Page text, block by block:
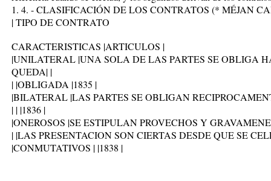
1. 4. - CLASIFICACIÓN DE LOS CONTRATOS (* MÉJAN
| TIPO DE CONTRATO
CARACTERISTICAS |ARTICULOS |
|UNILATERAL |UNA SOLA DE LAS PARTES SE OBLIGA
QUEDA| |
| |OBLIGADA |1835 |
|BILATERAL |LAS PARTES SE OBLIGAN
| | |1836 |
|ONEROSOS |SE ESTIPULAN PROVECHOS Y
| |LAS PRESENTACION SON CIERTAS DESDE QUE SE
|CONMUTATIVOS | |1838 |